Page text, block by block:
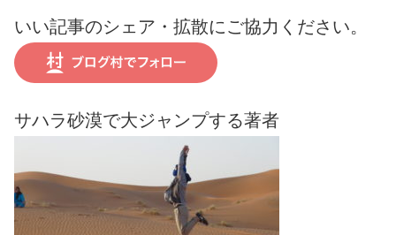
いい記事のシェア・拡散にご協力ください。
サハラ砂漠で大ジャンプする著者